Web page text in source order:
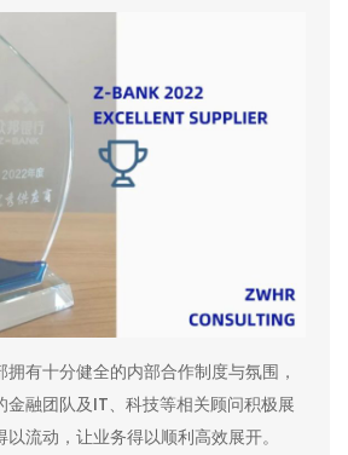
拥有十分健全的内部合作制度与氛围，
金融团队及IT、科技等相关顾问积极展
流动，让业务得以顺利高效展开。